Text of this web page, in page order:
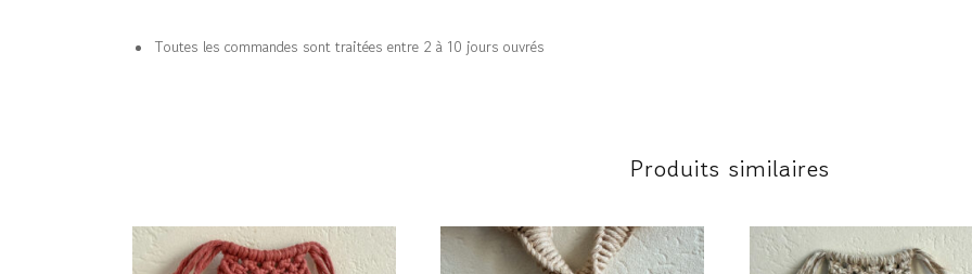
Toutes les commandes sont traitées entre 2 à 10 jours ouvrés
Produits similaires